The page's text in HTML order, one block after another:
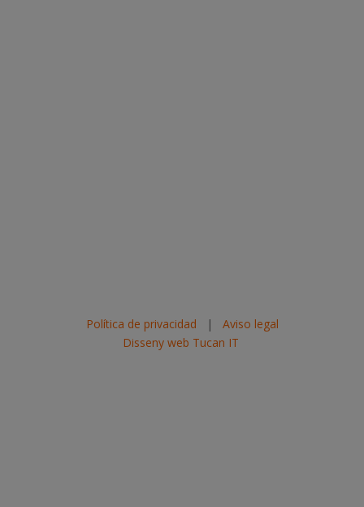
Política de privacidad | Aviso legal
Disseny web Tucan IT